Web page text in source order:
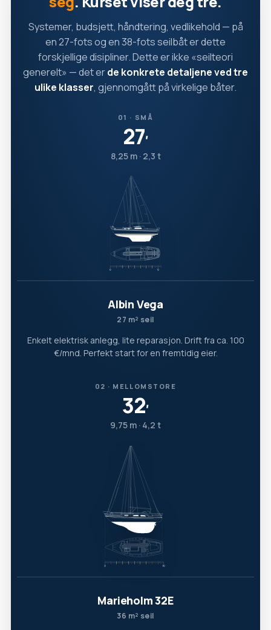
Systemer, budsjett, håndtering, vedlikehold — på
en 27-fots og en 38-fots seilbåt er dette
forskjellige disipliner. Dette er ikke «seilteori
generelt» — det erde konkrete detaljene ved tre
ulike klasser, gjennomgått på virkelige båter.
01 · SMÅ
27′
8,25 m · 2,3 t
Albin Vega
27 m² seil
Enkelt elektrisk anlegg, lite reparasjon. Drift fra ca. 100
€/mnd. Perfekt start for en fremtidig eier.
02 · MELLOMSTORE
32′
9,75 m · 4,2 t
Marieholm 32E
36 m² seil